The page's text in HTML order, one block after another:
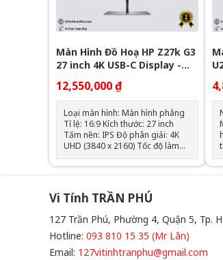
Màn Hình Đồ Hoạ HP Z27k G3
27 inch 4K USB-C Display -
New Hãng BH 36T
12,550,000 ₫
Loại màn hình: Màn hình phẳng
Tỉ lệ: 16:9 Kích thước: 27 inch
Tấm nền: IPS Độ phân giải: 4K
UHD (3840 x 2160) Tốc độ làm
mới: 60 Hz Thời gian đáp ứng:
5ms GtG Cổng kết nối: 1 HDMI
DisplayPort™ 1.4-in, 1
DisplayPort™ 1.4-out, 1 USB
DisplayPort™ 1.4, Power
Delivery up to 100W) Phụ kiện:
Cáp nguồn , cáp DisplayPort;
VESA Mount adapter; 1 USB
Vi Tính TRẦN PHÚ
127 Trần Phú, Phường 4, Quận 5, Tp.
Hotline: 093 810 15 35 (Mr Lân)
Email: 127vitinhtranphu@gmail.com